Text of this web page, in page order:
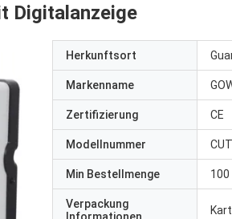
Digitalanzeige
Herkunftsort
Markenname
Zertifizierung CE
Modellnummer
Min Bestellmenge
Verpackung